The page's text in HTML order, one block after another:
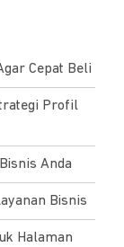
Cepat Beli
Profil
Anda
Bisnis
Halaman